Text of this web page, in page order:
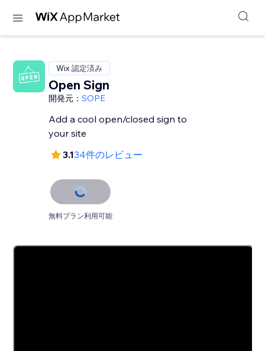
Wix 認定済み
Open Sign
開発元：SOPE
Add a cool open/closed sign to
your site
3.134件のレビュー
無料プラン利用可能